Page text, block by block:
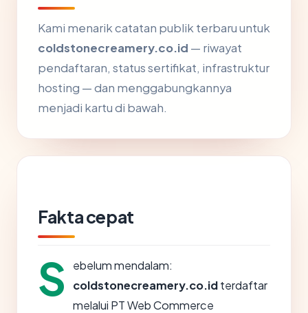
Kami menarik catatan publik terbaru untuk
coldstonecreamery.co.id — riwayat
pendaftaran, status sertifikat, infrastruktur
hosting — dan menggabungkannya
menjadi kartu di bawah.
Fakta cepat
S
ebelum mendalam:
coldstonecreamery.co.idterdaftar
melalui PT Web Commerce